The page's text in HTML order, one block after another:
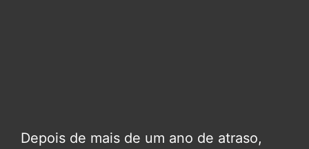
Depois de mais de um ano de atraso,